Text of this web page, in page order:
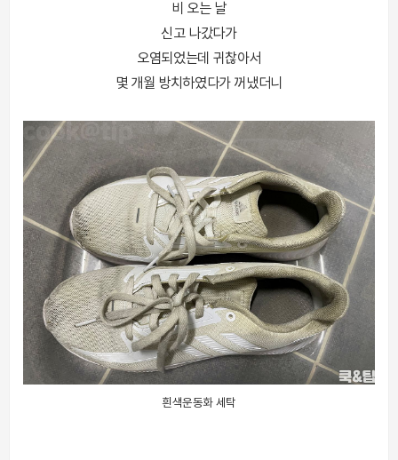
비 오는 날
신고 나갔다가
오염되었는데 귀찮아서
몇 개월 방치하였다가 꺼냈더니
흰색운동화 세탁